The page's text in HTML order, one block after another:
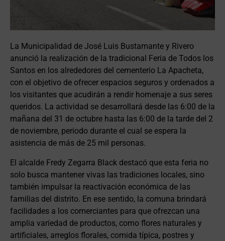
La Municipalidad de José Luis Bustamante y Rivero
anunció la realización de la tradicional Feria de Todos los
Santos en los alrededores del cementerio La Apacheta,
con el objetivo de ofrecer espacios seguros y ordenados a
los visitantes que acudirán a rendir homenaje a sus seres
queridos. La actividad se desarrollará desde las 6:00 de la
mañana del 31 de octubre hasta las 6:00 de la tarde del 2
de noviembre, periodo durante el cual se espera la
asistencia de más de 25 mil personas.
El alcalde Fredy Zegarra Black destacó que esta feria no
solo busca mantener vivas las tradiciones locales, sino
también impulsar la reactivación económica de las
familias del distrito. En ese sentido, la comuna brindará
facilidades a los comerciantes para que ofrezcan una
amplia variedad de productos, como flores naturales y
artificiales, arreglos florales, comida típica, postres y